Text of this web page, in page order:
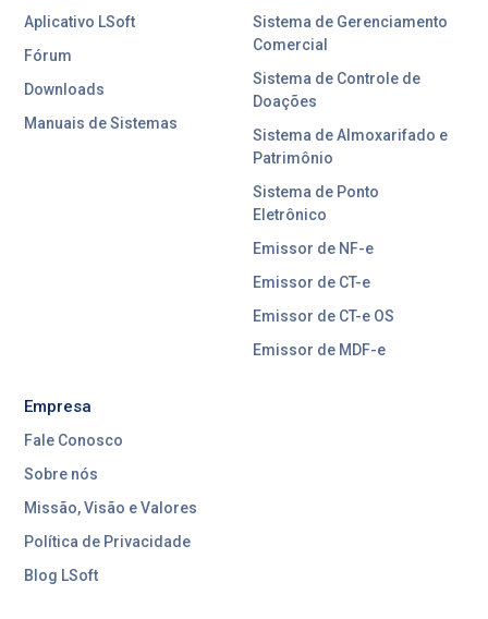
Aplicativo LSoft
Fórum
Downloads
Manuais de Sistemas
Sistema de Gerenciamento
Comercial
Sistema de Controle de
Doações
Sistema de Almoxarifado e
Patrimônio
Sistema de Ponto
Eletrônico
Emissor de NF-e
Emissor de CT-e
Emissor de CT-e OS
Emissor de MDF-e
Empresa
Fale Conosco
Sobre nós
Missão, Visão e Valores
Política de Privacidade
Blog LSoft